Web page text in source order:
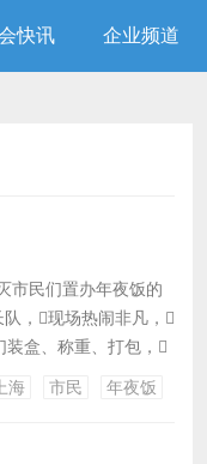
快讯 企业频道
市民们置办年夜饭的
，现场热闹非凡，
盒、称重、打包，
味道，让人垂涎欲
上海 市民 年夜饭